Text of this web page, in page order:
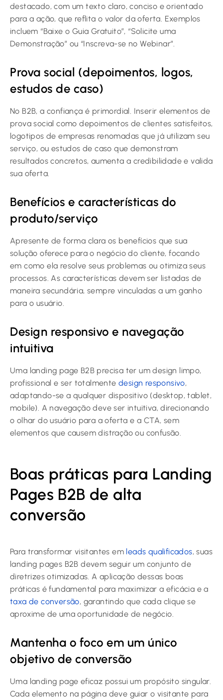
destacado, com um texto claro, conciso e orientado
para a ação, que reflita o valor da oferta. Exemplos
incluem “Baixe o Guia Gratuito”, “Solicite uma
Demonstração” ou “Inscreva-se no Webinar”.
Prova social (depoimentos, logos,
estudos de caso)
No B2B, a confiança é primordial. Inserir elementos de
prova social como depoimentos de clientes satisfeitos,
logotipos de empresas renomadas que já utilizam seu
serviço, ou estudos de caso que demonstram
resultados concretos, aumenta a credibilidade e valida
sua oferta.
Benefícios e características do
produto/serviço
Apresente de forma clara os benefícios que sua
solução oferece para o negócio do cliente, focando
em como ela resolve seus problemas ou otimiza seus
processos. As características devem ser listadas de
maneira secundária, sempre vinculadas a um ganho
para o usuário.
Design responsivo e navegação
intuitiva
Uma landing page B2B precisa ter um design limpo,
profissional e ser totalmente design responsivo,
adaptando-se a qualquer dispositivo (desktop, tablet,
mobile). A navegação deve ser intuitiva, direcionando
o olhar do usuário para a oferta e a CTA, sem
elementos que causem distração ou confusão.
Boas práticas para Landing
Pages B2B de alta
conversão
Para transformar visitantes em leads qualificados, suas
landing pages B2B devem seguir um conjunto de
diretrizes otimizadas. A aplicação dessas boas
práticas é fundamental para maximizar a eficácia e a
taxa de conversão, garantindo que cada clique se
aproxime de uma oportunidade de negócio.
Mantenha o foco em um único
objetivo de conversão
Uma landing page eficaz possui um propósito singular.
Cada elemento na página deve guiar o visitante para